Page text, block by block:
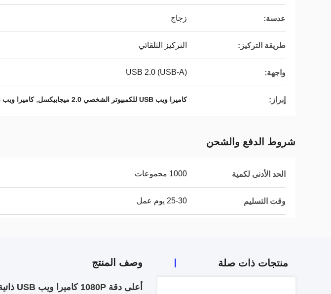
عدسة: زجاج
طريقة التركيز: التركيز التلقائي
واجهة: USB 2.0 (USB-A)
إبراز: كاميرا ويب USB للكمبيوتر الشخصي 2.0 ميجابيكسل ,كاميرا ويب USB للكمبيوتر CMOS
شروط الدفع والشحن
الحد الأدنى لكمية 1000 مجموعات
وقت التسليم 25-30 يوم عمل
منتجات ذات صلة وصف المنتج
أعلى دقة 1080P كاميرا ويب USB ذاتية التركيز